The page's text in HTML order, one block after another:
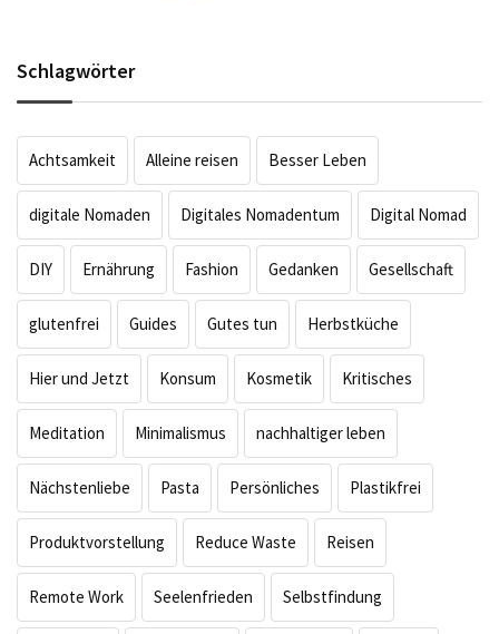
Schlagwörter
Achtsamkeit Alleine reisen Besser Leben
digitale Nomaden Digitales Nomadentum Digital Nomad
DIY Ernährung Fashion Gedanken Gesellschaft
glutenfrei Guides Gutes tun Herbstküche
Hier und Jetzt Konsum Kosmetik Kritisches
Meditation Minimalismus nachhaltiger leben
Nächstenliebe Pasta Persönliches Plastikfrei
Produktvorstellung Reduce Waste Reisen
Remote Work Seelenfrieden Selbstfindung